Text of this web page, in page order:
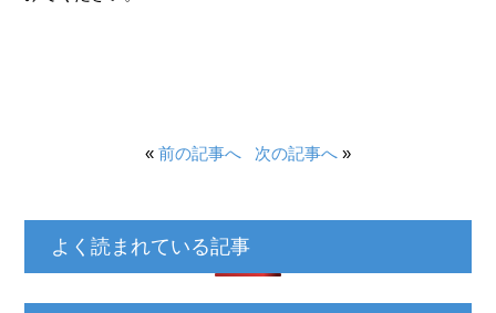
« 前の記事へ 次の記事へ »
よく読まれている記事